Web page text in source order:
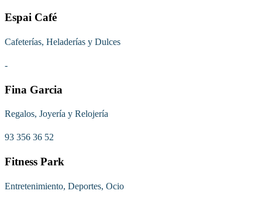
Espai Café
Cafeterías, Heladerías y Dulces
-
Fina Garcia
Regalos, Joyería y Relojería
93 356 36 52
Fitness Park
Entretenimiento, Deportes, Ocio